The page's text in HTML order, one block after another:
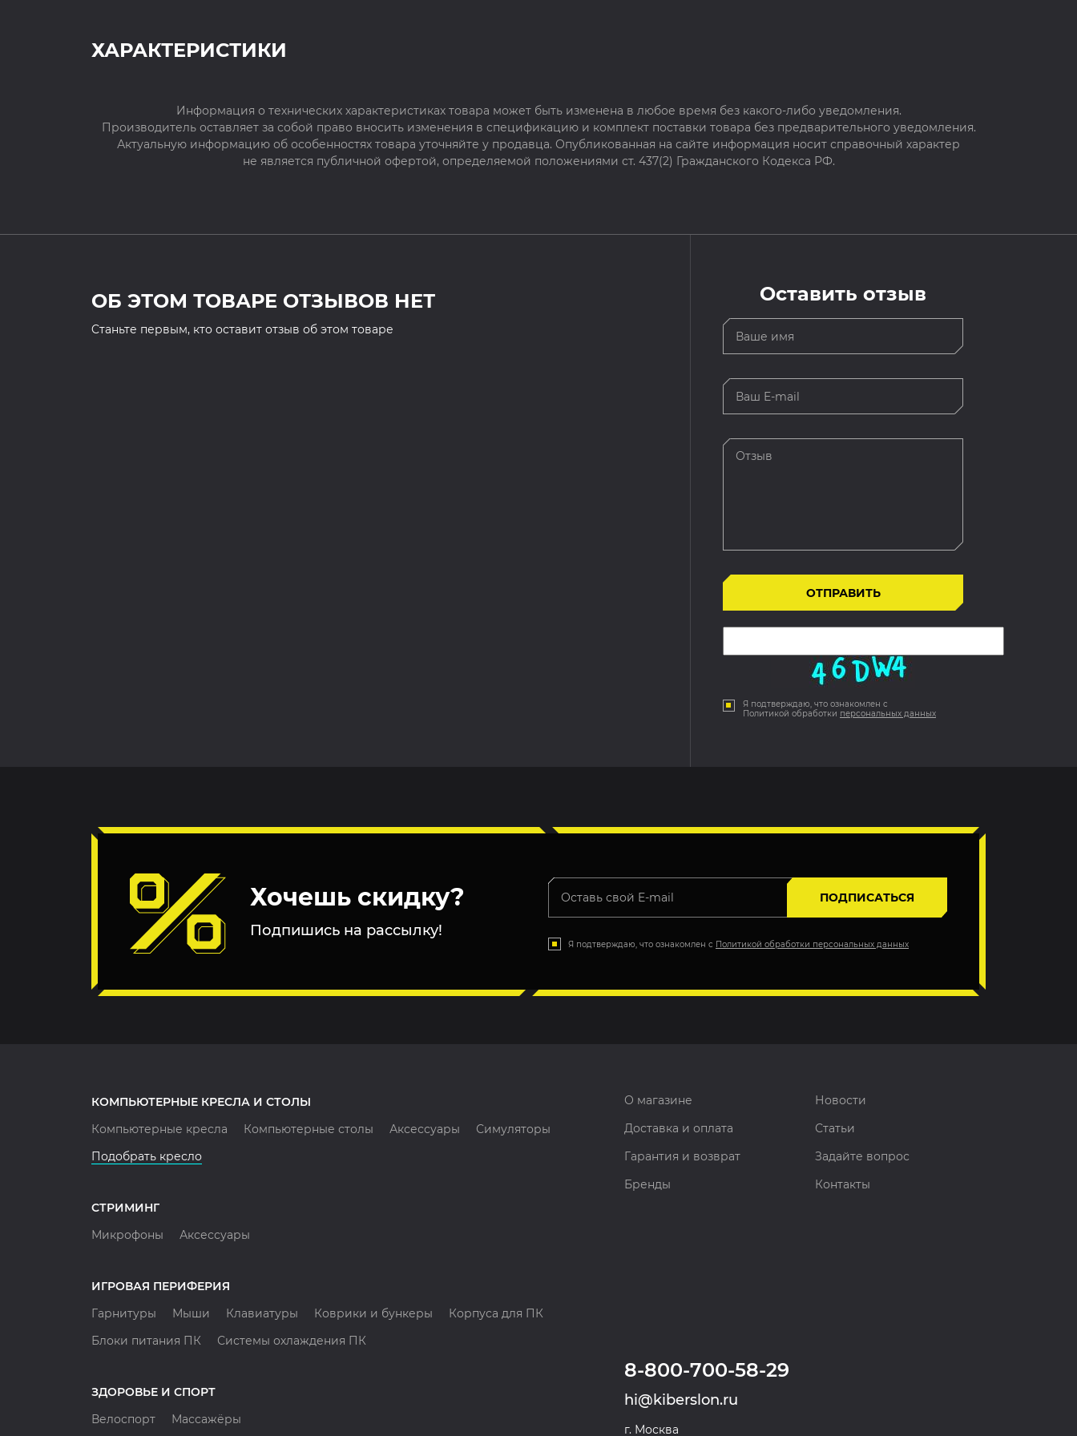
ХАРАКТЕРИСТИКИ
Информация о технических характеристиках товара может быть изменена в любое время без какого-либо уведомления.
Производитель оставляет за собой право вносить изменения в спецификацию и комплект поставки товара без предварительного уведомления.
Актуальную информацию об особенностях товара уточняйте у продавца. Опубликованная на сайте информация носит справочный характер
не является публичной офертой, определяемой положениями ст. 437(2) Гражданского Кодекса РФ.
ОБ ЭТОМ ТОВАРЕ ОТЗЫВОВ НЕТ
Cтаньте первым, кто оставит отзыв об этом товаре
Оставить отзыв
Я подтверждаю, что ознакомлен с
Политикой обработки персональных данных
Хочешь скидку?
Подпишись на рассылку!
ПОДПИСАТЬСЯ
Я подтверждаю, что ознакомлен с Политикой обработки персональных данных
КОМПЬЮТЕРНЫЕ КРЕСЛА И СТОЛЫ
Компьютерные кресла
Компьютерные столы Аксессуары
Симуляторы
Подобрать кресло
СТРИМИНГ
Микрофоны
Аксессуары
ИГРОВАЯ ПЕРИФЕРИЯ
Гарнитуры
Мыши Клавиатуры Коврики и бункеры
Корпуса для ПК
Блоки питания ПК
Системы охлаждения ПК
ЗДОРОВЬЕ И СПОРТ
Велоспорт
Массажёры
О магазине
Новости
Доставка и оплата
Статьи
Гарантия и возврат
Задайте вопрос
Бренды
Контакты
8-800-700-58-29
hi@kiberslon.ru
г. Москва